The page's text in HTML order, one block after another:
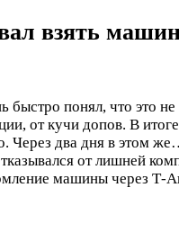
взять
быстро понял, что это
от кучи допов. В
Через два дня в этом
от лишней
машины через Т-